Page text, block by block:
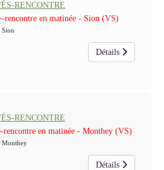
RENCONTRE
en matinée - Sion (VS)
Sion
Détails
RENCONTRE
rencontre en matinée - Monthey (VS)
Monthey
Détails